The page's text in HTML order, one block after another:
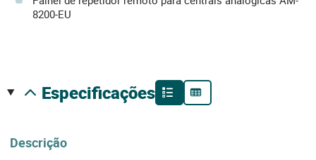
8200-EU
especificações
Descrição